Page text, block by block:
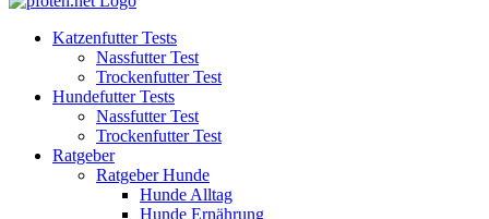
Katzenfutter Tests
Nassfutter Test
Trockenfutter Test
Hundefutter Tests
Nassfutter Test
Trockenfutter Test
Ratgeber
Ratgeber Hunde
Hunde Alltag
Hunde Ernährung